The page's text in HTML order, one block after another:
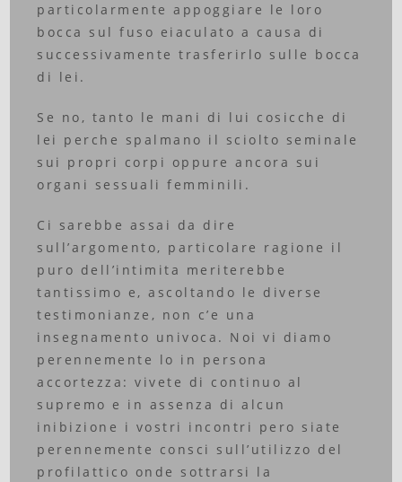
particolarmente appoggiare le loro
bocca sul fuso eiaculato a causa di
successivamente trasferirlo sulle bocca
di lei.
Se no, tanto le mani di lui cosicche di
lei perche spalmano il sciolto seminale
sui propri corpi oppure ancora sui
organi sessuali femminili.
Ci sarebbe assai da dire
sull’argomento, particolare ragione il
puro dell’intimita meriterebbe
tantissimo e, ascoltando le diverse
testimonianze, non c’e una
insegnamento univoca. Noi vi diamo
perennemente lo in persona
accortezza: vivete di continuo al
supremo e in assenza di alcun
inibizione i vostri incontri pero siate
perennemente consci sull’utilizzo del
profilattico onde sottrarsi la